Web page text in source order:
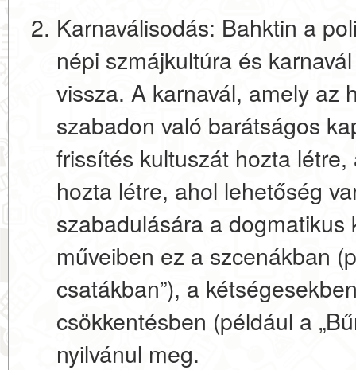
Karnaválisodás: Bahktin a
népi szmájkultúra és
vissza. A karnavál, amely az
szabadon való barátságos
frissítés kultuszát hozta
hozta létre, ahol lehetőség
szabadulására a dogmatikus
műveiben ez a szcenákban
csatákban”), a
csökkentésben (például a
nyilvánul meg.